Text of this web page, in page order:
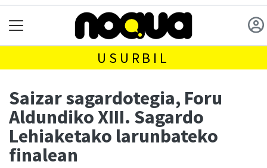
USURBIL
Saizar sagardotegia, Foru
Aldundiko XIII. Sagardo
Lehiaketako larunbateko
finalean